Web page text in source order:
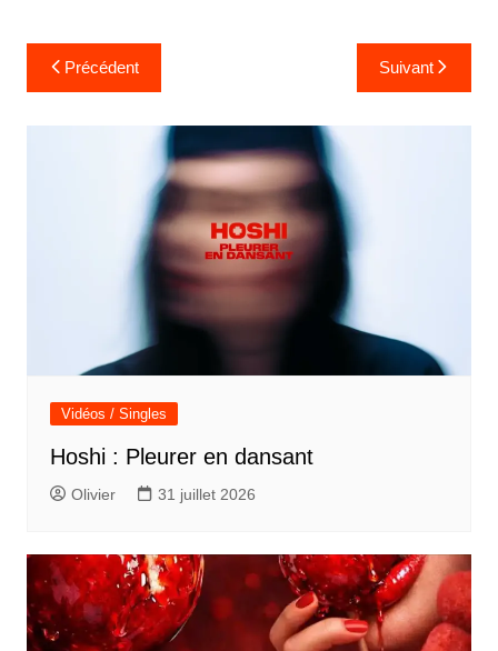
Navigation
de
l’article
Précédent Suivant
Vidéos / Singles
Hoshi : Pleurer en dansant
Olivier 31 juillet 2026